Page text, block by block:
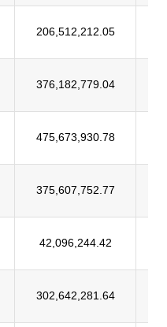
206,512,212.05
376,182,779.04
475,673,930.78
375,607,752.77
42,096,244.42
302,642,281.64